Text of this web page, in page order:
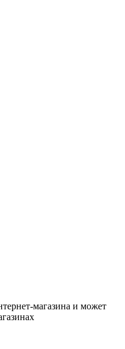
магазина и может